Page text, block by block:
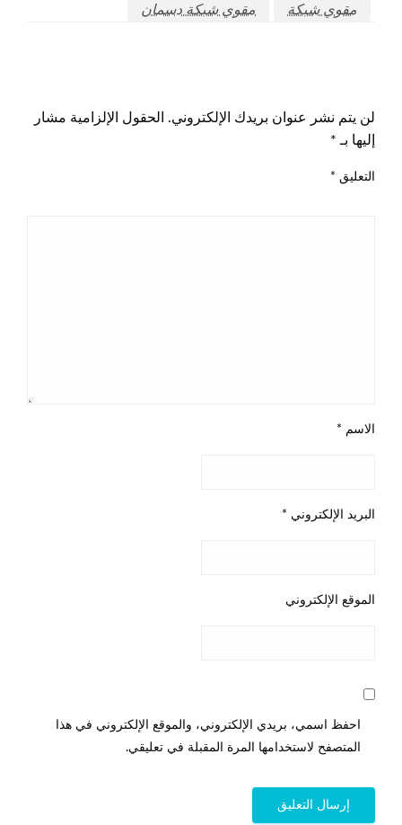
مقوي شبكة مقوي شبكة دسمان
لن يتم نشر عنوان بريدك الإلكتروني.
الحقول الإلزامية مشار
إليها بـ *
التعليق *
الاسم *
البريد الإلكتروني *
الموقع الإلكتروني
احفظ اسمي، بريدي الإلكتروني، والموقع الإلكتروني في هذا
المتصفح لاستخدامها المرة المقبلة في تعليقي.